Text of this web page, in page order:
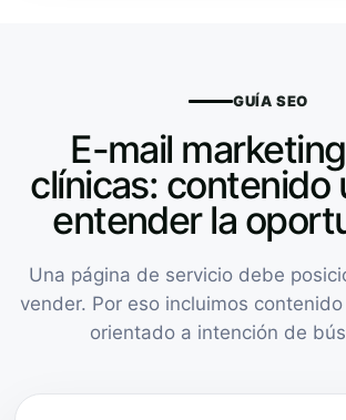
GUÍA SEO
E-mail
clínicas: contenido
entender la
Una página de servicio debe
vender. Por eso incluimos
orientado a intención de